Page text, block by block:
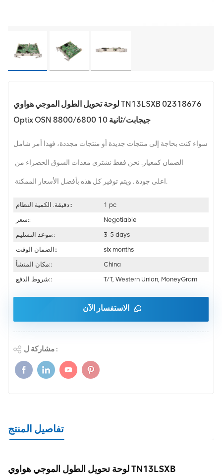
لوحة تحويل الطول الموجي هواوي TN13LSXB 02318676
Optix OSN 8800/6800 10 جيجابت/ثانية
سواء كنت بحاجة إلى منتجات جديدة أو منتجات مجددة، فهذا أمر شامل
الضمان كمعيار. نحن فقط نشتري معدات السوق الخضراء من
اعلى جودة . ويتم توفير كل هذه بأفضل الأسعار الممكنة.
دقيقة. الكمية النظام::
1 pc
سعر::
Negotiable
موعد التسليم::
3-5 days
الضمان الوقت::
six months
مكان المنشأ::
China
شروط الدفع::
T/T, Western Union, MoneyGram
الاستفسار الآن
مشاركة ل :
تفاصيل المنتج
لوحة تحويل الطول الموجي هواوي TN13LSXB